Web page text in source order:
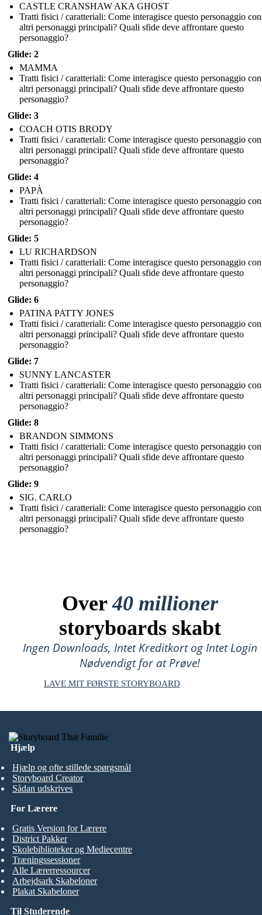
CASTLE CRANSHAW AKA GHOST
Tratti fisici / caratteriali: Come interagisce questo personaggio
altri personaggi principali? Quali sfide deve affrontare questo
personaggio?
Glide: 2
MAMMA
Tratti fisici / caratteriali: Come interagisce questo personaggio
altri personaggi principali? Quali sfide deve affrontare questo
personaggio?
Glide: 3
COACH OTIS BRODY
Tratti fisici / caratteriali: Come interagisce questo personaggio
altri personaggi principali? Quali sfide deve affrontare questo
personaggio?
Glide: 4
PAPÀ
Tratti fisici / caratteriali: Come interagisce questo personaggio
altri personaggi principali? Quali sfide deve affrontare questo
personaggio?
Glide: 5
LU RICHARDSON
Tratti fisici / caratteriali: Come interagisce questo personaggio
altri personaggi principali? Quali sfide deve affrontare questo
personaggio?
Glide: 6
PATINA PATTY JONES
Tratti fisici / caratteriali: Come interagisce questo personaggio
altri personaggi principali? Quali sfide deve affrontare questo
personaggio?
Glide: 7
SUNNY LANCASTER
Tratti fisici / caratteriali: Come interagisce questo personaggio
altri personaggi principali? Quali sfide deve affrontare questo
personaggio?
Glide: 8
BRANDON SIMMONS
Tratti fisici / caratteriali: Come interagisce questo personaggio
altri personaggi principali? Quali sfide deve affrontare questo
personaggio?
Glide: 9
SIG. CARLO
Tratti fisici / caratteriali: Come interagisce questo personaggio
altri personaggi principali? Quali sfide deve affrontare questo
personaggio?
Over40 millioner
storyboards skabt
Ingen Downloads, Intet Kreditkort og Intet Login
Nødvendigt for at Prøve!
LAVE MIT FØRSTE STORYBOARD
Hjælp
Hjælp og ofte stillede spørgsmål
Storyboard Creator
Sådan udskrives
Til Studerende
For Lærere
Gratis Version for Lærere
District Pakker
Skolebiblioteker og Mediecentre
Træningssessioner
Alle Lærerressourcer
Arbejdsark Skabeloner
Plakat Skabeloner